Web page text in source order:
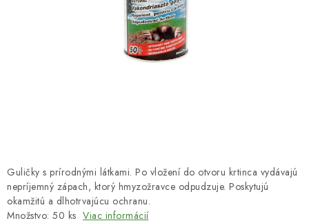
Kontakty
Obchodné podmienky
Podmienky ochrany osobných údajov
Guličky s prírodnými látkami. Po vložení do otvoru krtinca vydávajú
nepríjemný zápach, ktorý hmyzožravce odpudzuje. Poskytujú
okamžitú a dlhotrvajúcu ochranu.
Množstvo: 50 ks Viac informácií